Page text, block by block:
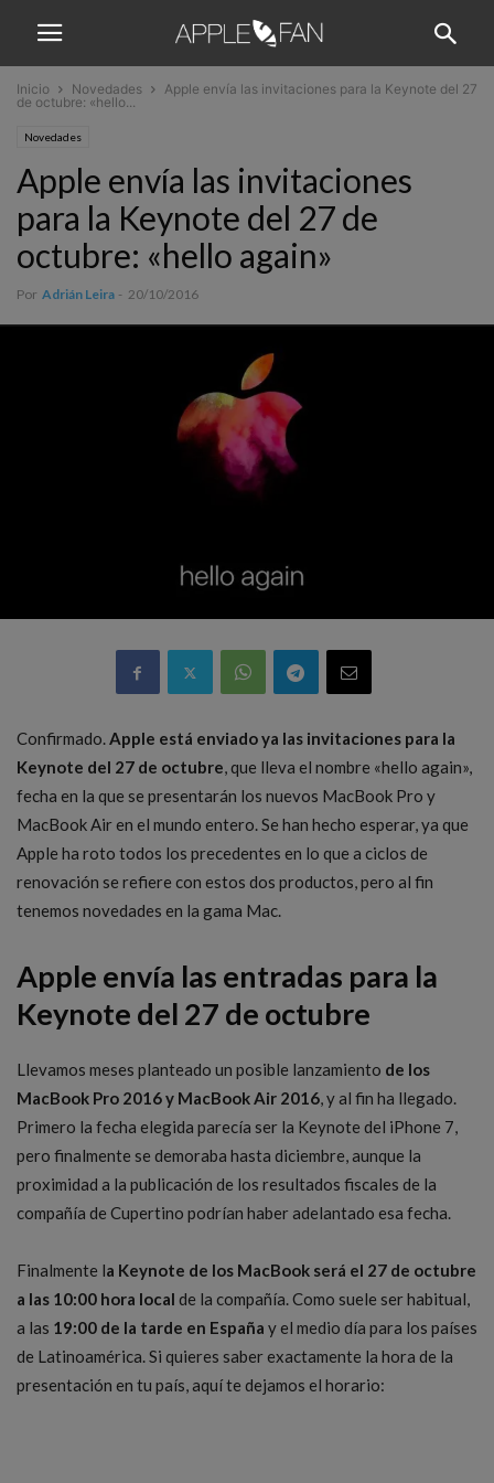
Inicio Novedades
Apple envía las invitaciones para la Keynote del 27
de octubre: «hello...
Novedades
Apple envía las invitaciones
para la Keynote del 27 de
octubre: «hello again»
Por Adrián Leira - 20/10/2016
Confirmado.Apple está enviado ya las invitaciones para la
Keynote del 27 de octubre, que lleva el nombre «hello again»,
fecha en la que se presentarán los nuevos MacBook Pro y
MacBook Air en el mundo entero. Se han hecho esperar, ya que
Apple ha roto todos los precedentes en lo que a ciclos de
renovación se refiere con estos dos productos, pero al fin
tenemos novedades en la gama Mac.
Apple envía las entradas para la
Keynote del 27 de octubre
Llevamos meses planteado un posible lanzamiento de los
MacBook Pro 2016 y MacBook Air 2016, y al fin ha llegado.
Primero la fecha elegida parecía ser la Keynote del iPhone 7,
pero finalmente se demoraba hasta diciembre, aunque la
proximidad a la publicación de los resultados fiscales de la
compañía de Cupertino podrían haber adelantado esa fecha.
Finalmente la Keynote de los MacBook será el 27 de octubre
a las 10:00 hora local de la compañía. Como suele ser habitual,
a las 19:00 de la tarde en España y el medio día para los países
de Latinoamérica. Si quieres saber exactamente la hora de la
presentación en tu país, aquí te dejamos el horario: